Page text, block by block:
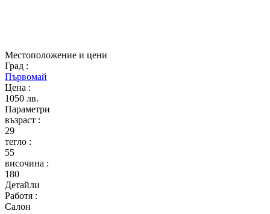
Местоположение и цени
Град :
Първомай
Цена :
1050 лв.
Параметри
възраст :
29
тегло :
55
височина :
180
Детайли
Работя :
Салон